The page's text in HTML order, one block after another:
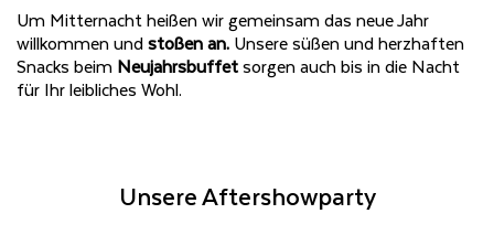
Um Mitternacht heißen wir gemeinsam das neue Jahr
willkommen undstoßen an. Unsere süßen und herzhaften
Snacks beim Neujahrsbuffetsorgen auch bis in die Nacht
für Ihr leibliches Wohl.
Unsere Aftershowparty